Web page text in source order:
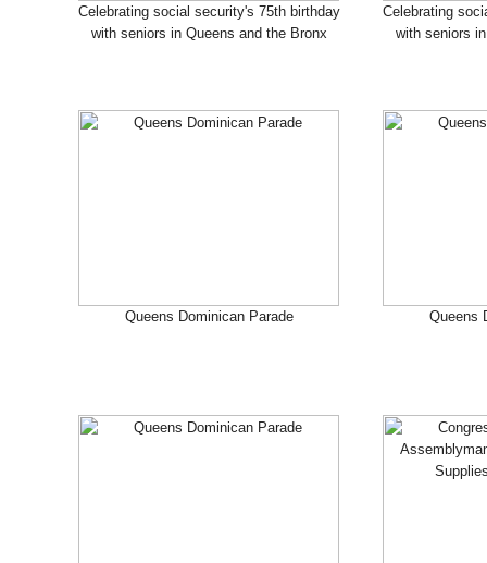
Celebrating social security's 75th birthday
with seniors in Queens and the Bronx
Celebrating
with seniors
Queens Dominican Parade Queens